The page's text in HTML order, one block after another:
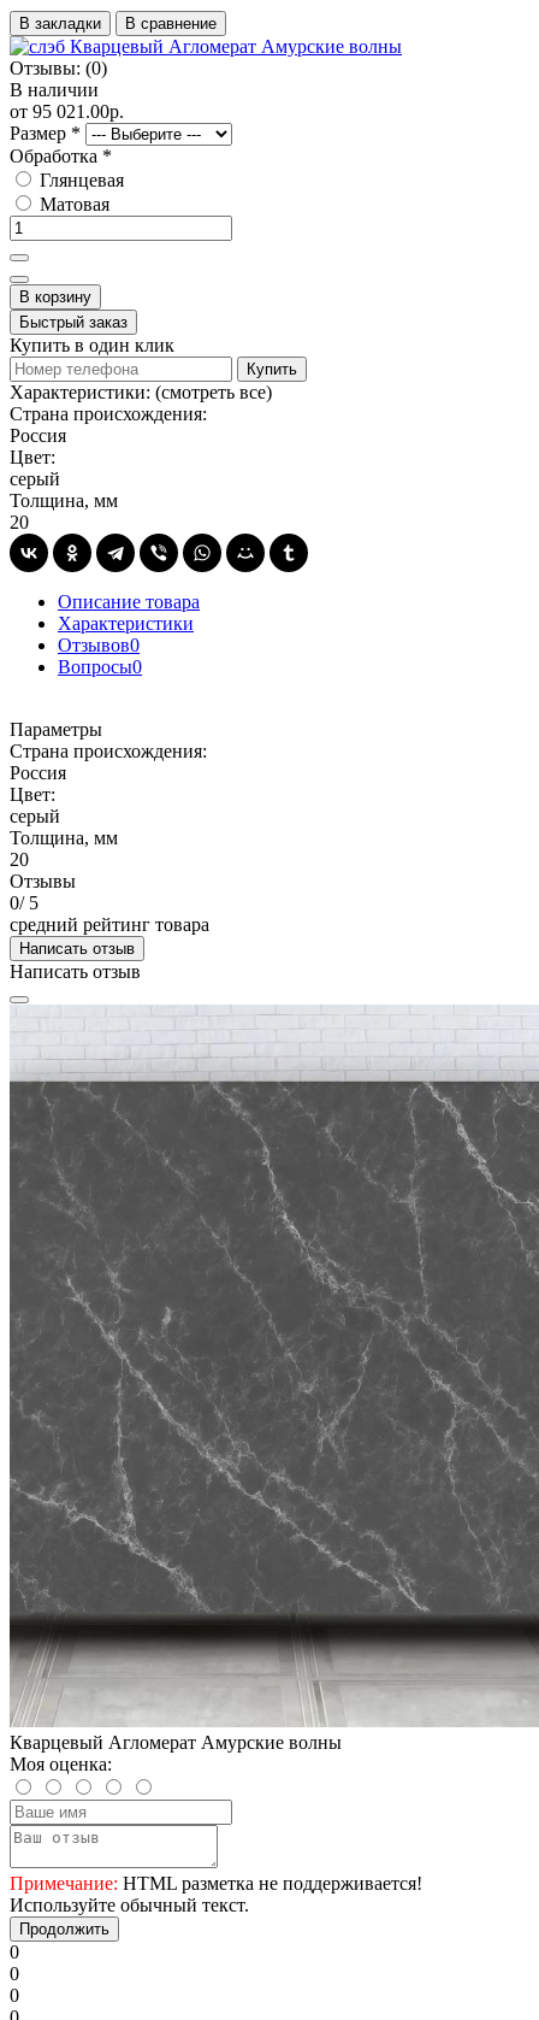
В закладки В сравнение
Отзывы: (0)
В наличии
от 95 021.00р.
Размер *
Обработка *
Глянцевая
Матовая
В корзину
Быстрый заказ
Купить в один клик
Купить
Характеристики: (смотреть все)
Страна происхождения:
Россия
Цвет:
серый
Толщина, мм
20
Описание товара
Характеристики
Отзывов0
Вопросы0
Параметры
Страна происхождения:
Россия
Цвет:
серый
Толщина, мм
20
Отзывы
0/ 5
средний рейтинг товара
Написать отзыв
Написать отзыв
Кварцевый Агломерат Амурские волны
Моя оценка:
Примечание: HTML разметка не поддерживается!
Используйте обычный текст.
Продолжить
0
0
0